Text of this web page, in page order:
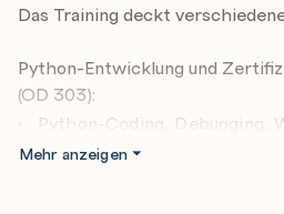
Das Training deckt
Python-Entwicklung und
(OD 303):
Python-Coding, Debugging,
Dokumentation.
Mehr anzeigen